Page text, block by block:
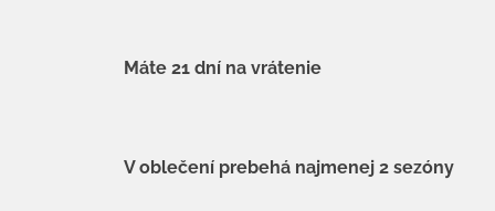
Máte 21 dní na vrátenie
V oblečení prebehá najmenej 2 sezóny